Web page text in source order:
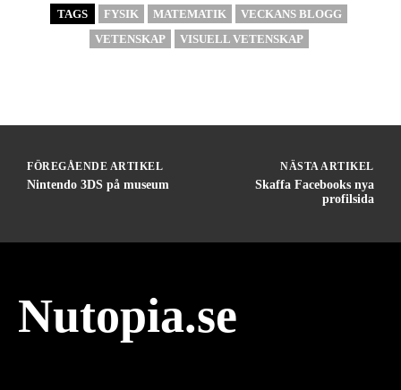
TAGS FYSIK MATEMATIK
VECKANS BLOGG
VETENSKAP
VISUELL VETENSKAP
FÖREGÅENDE ARTIKEL
Nintendo 3DS på museum
NÄSTA ARTIKEL
Skaffa Facebooks nya
profilsida
Nutopia.se